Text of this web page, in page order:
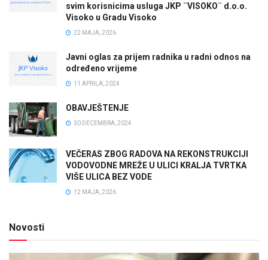
svim korisnicima usluga JKP ¨VISOKO¨ d.o.o.
Visoko u Gradu Visoko
22 MAJA, 2026
Javni oglas za prijem radnika u radni odnos na
određeno vrijeme
11 APRILA, 2024
OBAVJEŠTENJE
30 DECEMBRA, 2024
VEČERAS ZBOG RADOVA NA REKONSTRUKCIJI
VODOVODNE MREŽE U ULICI KRALJA TVRTKA
VIŠE ULICA BEZ VODE
12 MAJA, 2026
Novosti